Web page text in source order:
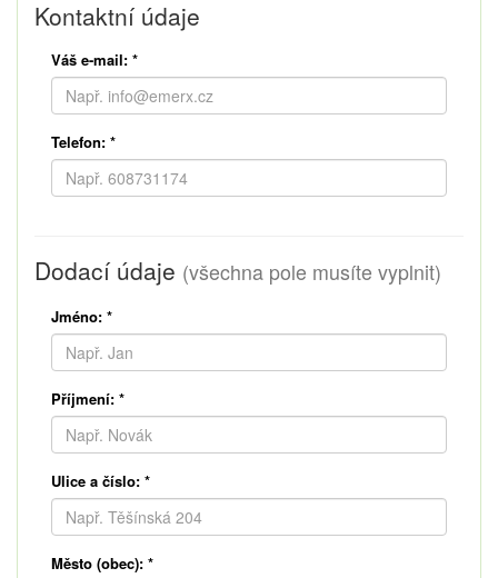
Kontaktní údaje
Váš e-mail: *
Telefon: *
Dodací údaje (všechna pole musíte vyplnit)
Jméno: *
Příjmení: *
Ulice a číslo: *
Město (obec): *